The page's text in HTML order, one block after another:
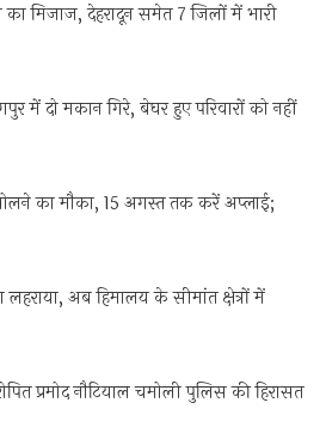
मिजाज, देहरादून समेत 7 जिलों में भारी
में दो मकान गिरे, बेघर हुए परिवारों को नहीं
का मौका, 15 अगस्त तक करें अप्लाई;
अब हिमालय के सीमांत क्षेत्रों में
प्रमोद नौटियाल चमोली पुलिस की हिरासत